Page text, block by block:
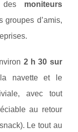
des moniteurs
groupes d’amis,
2 h 30 sur
la navette et le
avec tout
au retour
Le tout au